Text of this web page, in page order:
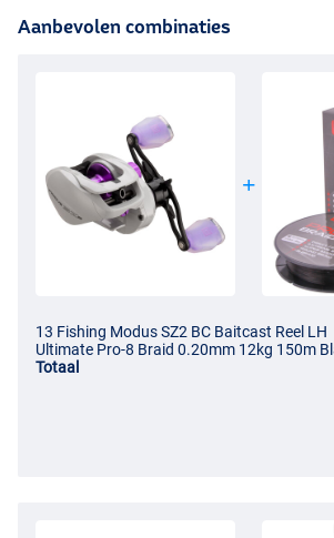
Aanbevolen combinaties
13 Fishing Modus SZ2 BC Baitcast Reel LH
Ultimate Pro-8 Braid 0.20mm 12kg 150m
Totaal